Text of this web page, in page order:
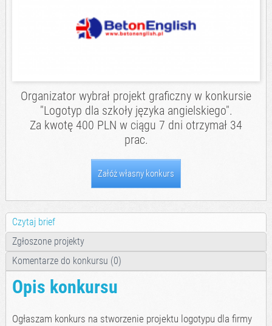
Organizator wybrał projekt graficzny w konkursie
"Logotyp dla szkoły języka angielskiego".
Za kwotę 400 PLN w ciągu 7 dni otrzymał 34
prac.
Załóż własny konkurs
Czytaj brief
Zgłoszone projekty
Komentarze do konkursu (0)
Opis konkursu
Ogłaszam konkurs na stworzenie projektu logotypu dla firmy